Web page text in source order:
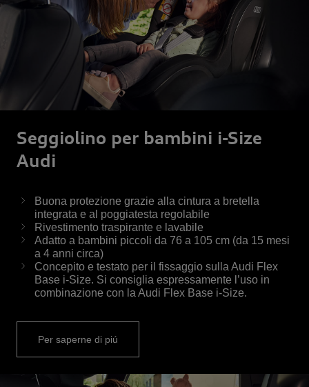
Seggiolino per bambini i-Size
Audi
Buona protezione grazie alla cintura a bretella
integrata e al poggiatesta regolabile
Rivestimento traspirante e lavabile
Adatto a bambini piccoli da 76 a 105 cm (da 15 mesi
a 4 anni circa)
Concepito e testato per il fissaggio sulla Audi Flex
Base i-Size. Si consiglia espressamente l’uso in
combinazione con la Audi Flex Base i-Size.
Per saperne di piú